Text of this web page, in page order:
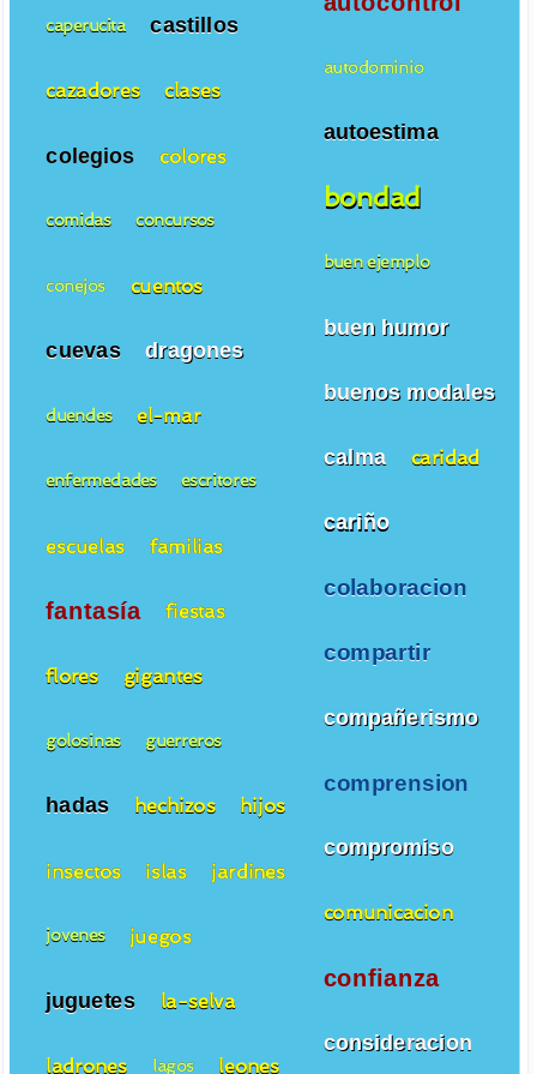
autodominio
autoestima
bondad
buen ejemplo
buen humor
buenos modales
calma caridad
cariño
colaboracion
compartir
compañerismo
comprension
compromiso
comunicacion
confianza
consideracion
caperucita castillos
cazadores clases
colegios colores
comidas concursos
conejos cuentos
cuevas dragones
duendes el-mar
enfermedades escritores
escuelas familias
fantasía fiestas
flores gigantes
golosinas guerreros
hadas hechizos hijos
insectos islas jardines
jovenes juegos
juguetes la-selva
ladrones lagos leones